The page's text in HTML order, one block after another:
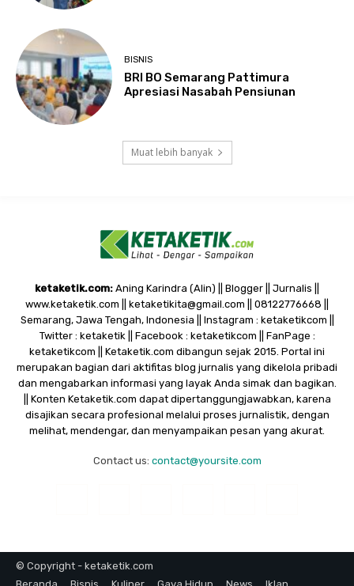
BISNIS
BRI BO Semarang Pattimura
Apresiasi Nasabah Pensiunan
Muat lebih banyak
ketaketik.com: Aning Karindra (Alin) || Blogger || Jurnalis ||
www.ketaketik.com || ketaketikita@gmail.com || 08122776668 ||
Semarang, Jawa Tengah, Indonesia || Instagram : ketaketikcom ||
Twitter : ketaketik || Facebook : ketaketikcom || FanPage :
ketaketikcom || Ketaketik.com dibangun sejak 2015. Portal ini
merupakan bagian dari aktifitas blog jurnalis yang dikelola pribadi
dan mengabarkan informasi yang layak Anda simak dan bagikan.
|| Konten Ketaketik.com dapat dipertanggungjawabkan, karena
disajikan secara profesional melalui proses jurnalistik, dengan
melihat, mendengar, dan menyampaikan pesan yang akurat.
Contact us: contact@yoursite.com
© Copyright - ketaketik.com